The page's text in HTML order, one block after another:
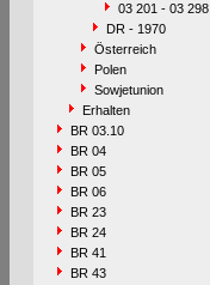
03 201 - 03 298
DR - 1970
Österreich
Polen
Sowjetunion
Erhalten
BR 03.10
BR 04
BR 05
BR 06
BR 23
BR 24
BR 41
BR 43